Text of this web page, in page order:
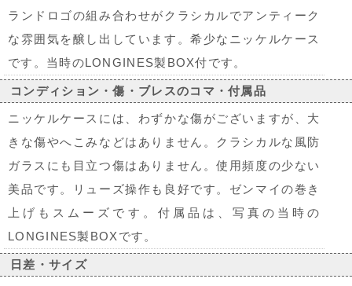
ランドロゴの組み合わせがクラシカルでアンティーク
な雰囲気を醸し出しています。希少なニッケルケース
です。当時のLONGINES製BOX付です。
コンディション・傷・ブレスのコマ・付属品
ニッケルケースには、わずかな傷がございますが、大
きな傷やへこみなどはありません。クラシカルな風防
ガラスにも目立つ傷はありません。使用頻度の少ない
美品です。リューズ操作も良好です。ゼンマイの巻き
上げもスムーズです。付属品は、写真の当時の
LONGINES製BOXです。
日差・サイズ